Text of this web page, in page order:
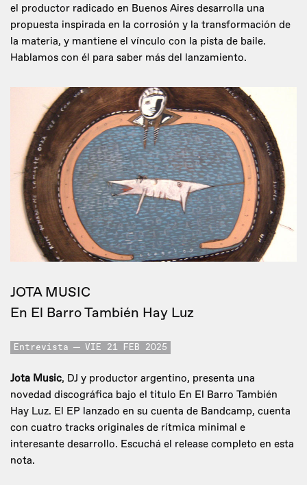
el productor radicado en Buenos Aires desarrolla una
propuesta inspirada en la corrosión y la transformación de
la materia, y mantiene el vínculo con la pista de baile.
Hablamos con él para saber más del lanzamiento.
JOTA MUSIC
En El Barro También Hay Luz
Entrevista VIE 21 FEB 2025
Jota Music, DJ y productor argentino, presenta una
novedad discográfica bajo el titulo En El Barro También
Hay Luz. El EP lanzado en su cuenta de Bandcamp, cuenta
con cuatro tracks originales de rítmica minimal e
interesante desarrollo. Escuchá el release completo en esta
nota.